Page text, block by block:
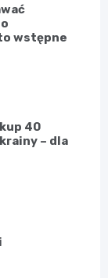
wstępne
40
– dla